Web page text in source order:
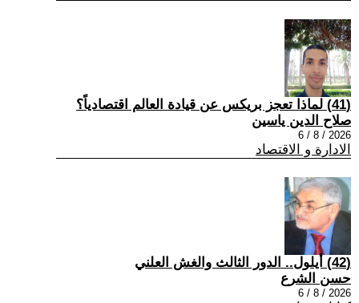
(41) لماذا تعجز بريكس عن قيادة العالم اقتصادياً؟
صلاح الدين ياسين
2026 / 8 / 6
الادارة و الاقتصاد
(42) أيلول.. الدور الثالث والغش العلني
حسن الشرع
2026 / 8 / 6